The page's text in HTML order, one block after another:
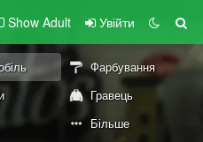
Show Adult Увійти
Фарбування
Гравець
Більше